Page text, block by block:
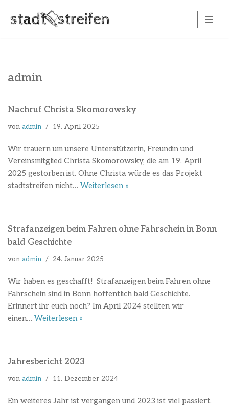
Zum
admin
Nachruf Christa Skomorowsky
von admin 19. April 2025
Wir trauern um unsere Unterstützerin, Freundin und
Vereinsmitglied Christa Skomorowsky, die am 19. April
2025 gestorben ist. Ohne Christa würde es das Projekt
stadtstreifen nicht… Weiterlesen »
Strafanzeigen beim Fahren ohne Fahrschein in Bonn
bald Geschichte
von admin 24. Januar 2025
Wir haben es geschafft! Strafanzeigen beim Fahren ohne
Fahrschein sind in Bonn hoffentlich bald Geschichte.
Erinnert ihr euch noch? Im April 2024 stellten wir
einen… Weiterlesen »
Jahresbericht 2023
von admin 11. Dezember 2024
Ein weiteres Jahr ist vergangen und 2023 ist viel passiert.